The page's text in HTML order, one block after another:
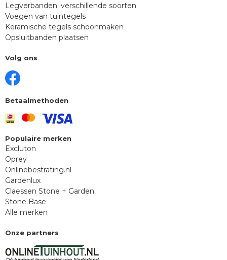
Legverbanden: verschillende soorten
Voegen van tuintegels
Keramische tegels schoonmaken
Opsluitbanden plaatsen
Volg ons
Betaalmethoden
Populaire merken
Excluton
Oprey
Onlinebestrating.nl
Gardenlux
Claessen Stone + Garden
Stone Base
Alle merken
Onze partners